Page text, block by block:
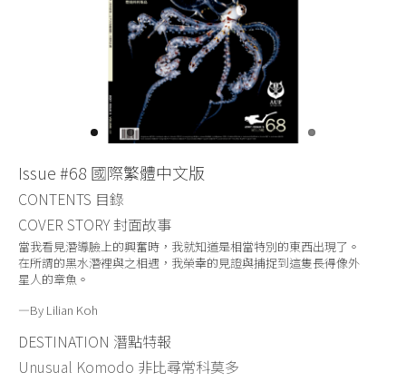
Issue #68 國際繁體中文版
CONTENTS 目錄
COVER STORY封面故事
當我看見潛導臉上的興奮時，我就知道是相當特別的東西出現了。
在所謂的黑水潛裡與之相遇，我榮幸的見證與捕捉到這隻長得像外
星人的章魚。
—By Lilian Koh
DESTINATION 潛點特報
Unusual Komodo 非比尋常科莫多